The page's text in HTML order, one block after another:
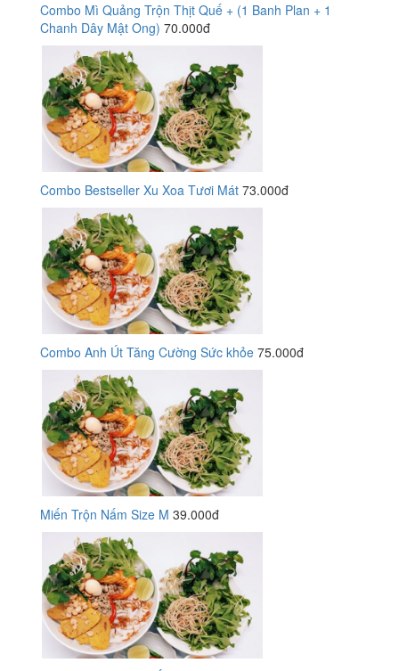
Combo Mì Quảng Trộn Thịt Quế + (1 Banh Plan + 1
Chanh Dây Mật Ong) 70.000đ
Combo Bestseller Xu Xoa Tươi Mát 73.000đ
Combo Anh Út Tăng Cường Sức khỏe 75.000đ
Miến Trộn Nấm Size M 39.000đ